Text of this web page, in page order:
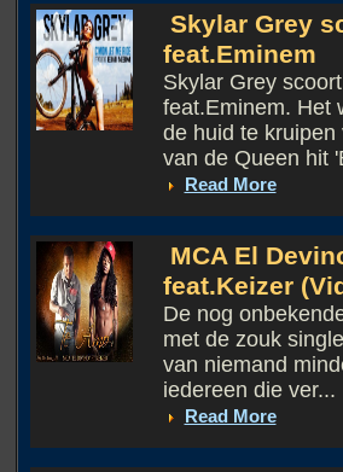
Skylar Grey
feat.Eminem
Skylar Grey
feat.Eminem. Het
de huid te
van de Queen hit
Read More
MCA El
feat.Keizer
De nog
met de zouk
van niemand
iedereen die ver...
Read More